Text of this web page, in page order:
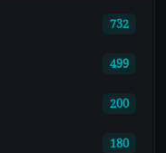
732
499
200
180